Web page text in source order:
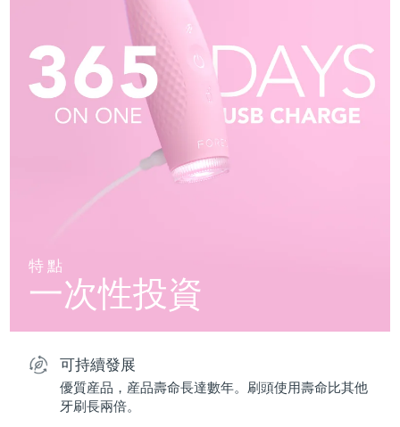
特點
一次性投資
可持續發展
優質産品，産品壽命長達數年。刷頭使用壽命比其他
牙刷長兩倍。